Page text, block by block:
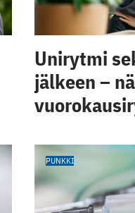
Unirytmi
jälkeen –
PUNKKI